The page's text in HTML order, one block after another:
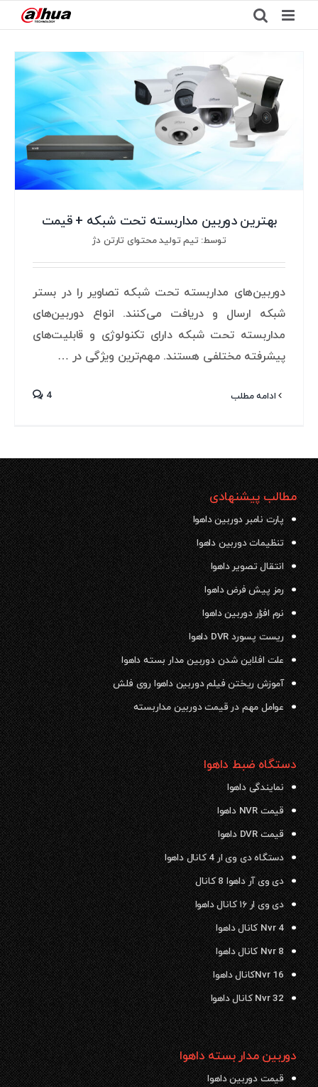
to
بهترین دوربین مداربسته تحت شبکه + قیمت
توسط: تیم تولید محتوای تارتن دژ
دوربین‌های مداربسته تحت شبکه تصاویر را در بستر
شبکه ارسال و دریافت می‌کنند. انواع دوربین‌های
مداربسته تحت شبکه دارای تکنولوژی و قابلیت‌های
پیشرفته مختلفی هستند. مهم‌ترین ویژگی در …
ادامه مطلب 4
مطالب پیشنهادی
پارت نامبر دوربین داهوا
تنظیمات دوربین داهوا
انتقال تصویر داهوا
رمز پیش فرض داهوا
نرم افزار دوربین داهوا
ریست پسورد DVR داهوا
علت افلاین شدن دوربین مدار بسته داهوا
آموزش ریختن فیلم دوربین داهوا روی فلش
عوامل مهم در قیمت دوربین مداربسته
دستگاه ضبط داهوا
نمایندگی داهوا
قیمت NVR داهوا
قیمت DVR داهوا
دستگاه دی وی ار 4 کانال داهوا
دی وی آر داهوا 8 کانال
دی وی ار ۱۶ کانال داهوا
Nvr 4 کانال داهوا
Nvr 8 کانال داهوا
Nvr 16کانال داهوا
Nvr 32 کانال داهوا
دوربین مدار بسته داهوا
قیمت دوربین داهوا